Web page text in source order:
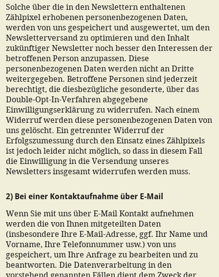
Solche über die in den Newslettern enthaltenen
Zählpixel erhobenen personenbezogenen Daten,
werden von uns gespeichert und ausgewertet, um den
Newsletterversand zu optimieren und den Inhalt
zukünftiger Newsletter noch besser den Interessen der
betroffenen Person anzupassen. Diese
personenbezogenen Daten werden nicht an Dritte
weitergegeben. Betroffene Personen sind jederzeit
berechtigt, die diesbezügliche gesonderte, über das
Double-Opt-In-Verfahren abgegebene
Einwilligungserklärung zu widerrufen. Nach einem
Widerruf werden diese personenbezogenen Daten von
uns gelöscht. Ein getrennter Widerruf der
Erfolgszumessung durch den Einsatz eines Zählpixels
ist jedoch leider nicht möglich, so dass in diesem Fall
die Einwilligung in die Versendung unseres
Newsletters insgesamt widerrufen werden muss.
2) Bei einer Kontaktaufnahme über E-Mail
Wenn Sie mit uns über E-Mail Kontakt aufnehmen
werden die von Ihnen mitgeteilten Daten
(insbesondere Ihre E-Mail-Adresse, ggf. Ihr Name und
Vorname, Ihre Telefonnummer usw.) von uns
gespeichert, um Ihre Anfrage zu bearbeiten und zu
beantworten. Die Datenverarbeitung in den